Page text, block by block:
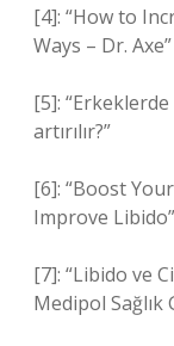
[4]: “How to
Ways – Dr. Axe”
[5]:
artırılır?”
[6]: “Boost
Improve Libido”
[7]: “Libido ve
Medipol Sağlık